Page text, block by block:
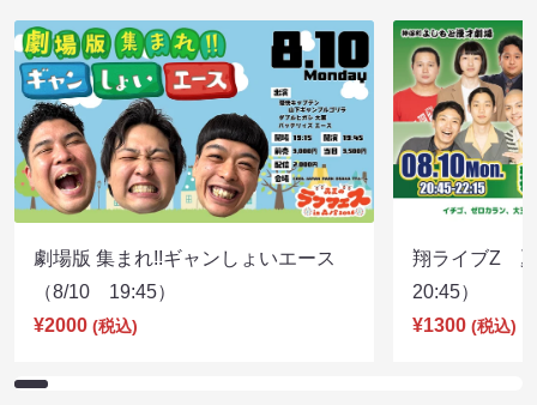
劇場版 集まれ!!ギャンしょいエース
（8/10 19:45）
¥2000 (税込)
翔ライブZ
20:45）
¥1300 (税込)